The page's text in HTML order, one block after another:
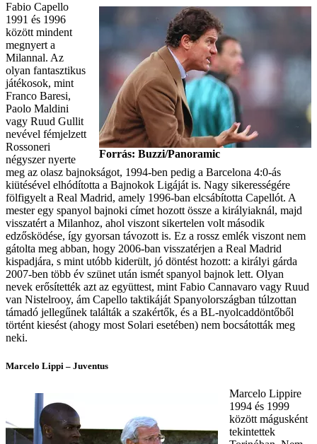
Forrás: Buzzi/Panoramic
Fabio Capello
1991 és 1996
között mindent
megnyert a
Milannal. Az
olyan fantasztikus
játékosok, mint
Franco Baresi,
Paolo Maldini
vagy Ruud Gullit
nevével fémjelzett
Rossoneri
négyszer nyerte
meg az olasz bajnokságot, 1994-ben pedig a Barcelona 4:0-ás
kiütésével elhódította a Bajnokok Ligáját is. Nagy sikerességére
fölfigyelt a Real Madrid, amely 1996-ban elcsábította Capellót. A
mester egy spanyol bajnoki címet hozott össze a királyiaknál, majd
visszatért a Milanhoz, ahol viszont sikertelen volt második
edzősködése, így gyorsan távozott is. Ez a rossz emlék viszont nem
gátolta meg abban, hogy 2006-ban visszatérjen a Real Madrid
kispadjára, s mint utóbb kiderült, jó döntést hozott: a királyi gárda
2007-ben több év szünet után ismét spanyol bajnok lett. Olyan
nevek erősítették azt az együttest, mint Fabio Cannavaro vagy Ruud
van Nistelrooy, ám Capello taktikáját Spanyolországban túlzottan
támadó jellegűnek találták a szakértők, és a BL-nyolcaddöntőből
történt kiesést (ahogy most Solari esetében) nem bocsátották meg
neki.
Marcelo Lippi – Juventus
Marcelo Lippire
1994 és 1999
között mágusként
tekintettek